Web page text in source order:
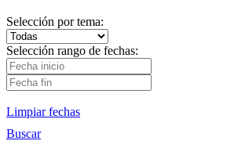
Selección por tema:
Selección rango de fechas:
Limpiar fechas
Buscar